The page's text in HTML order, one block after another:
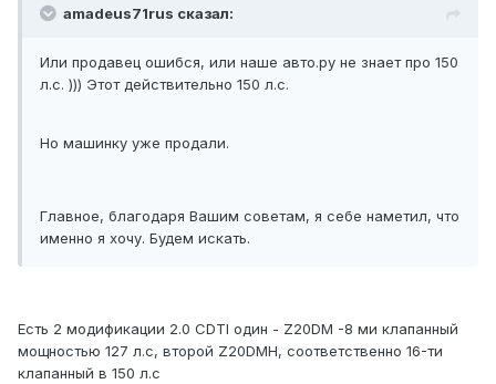
amadeus71rus сказал:
Или продавец ошибся, или наше авто.ру не знает про 150
л.с. ))) Этот действительно 150 л.с.
Но машинку уже продали.
Главное, благодаря Вашим советам, я себе наметил, что
именно я хочу. Будем искать.
Есть 2 модификации 2.0 CDTI один - Z20DM -8 ми клапанный
мощностью 127 л.с, второй Z20DMH, соответственно 16-ти
клапанный в 150 л.с